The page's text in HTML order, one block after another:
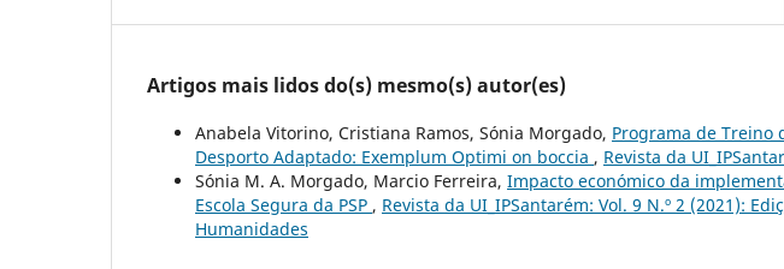
Artigos mais lidos do(s) mesmo(s) autor(es)
Anabela Vitorino, Cristiana Ramos, Sónia Morgado, Programa de Treino
Desporto Adaptado: Exemplum Optimi on boccia , Revista da
Sónia M. A. Morgado, Marcio Ferreira, Impacto económico da
Escola Segura da PSP , Revista da UI_IPSantarém: Vol. 9 N.º 2 (2021):
Humanidades